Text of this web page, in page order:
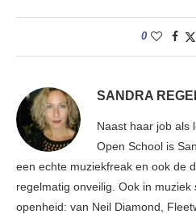
0
SANDRA
Naast haar job als
Open School is
een echte muziekfreak en ook de
regelmatig onveilig. Ook in
openheid: van Neil Diamond,